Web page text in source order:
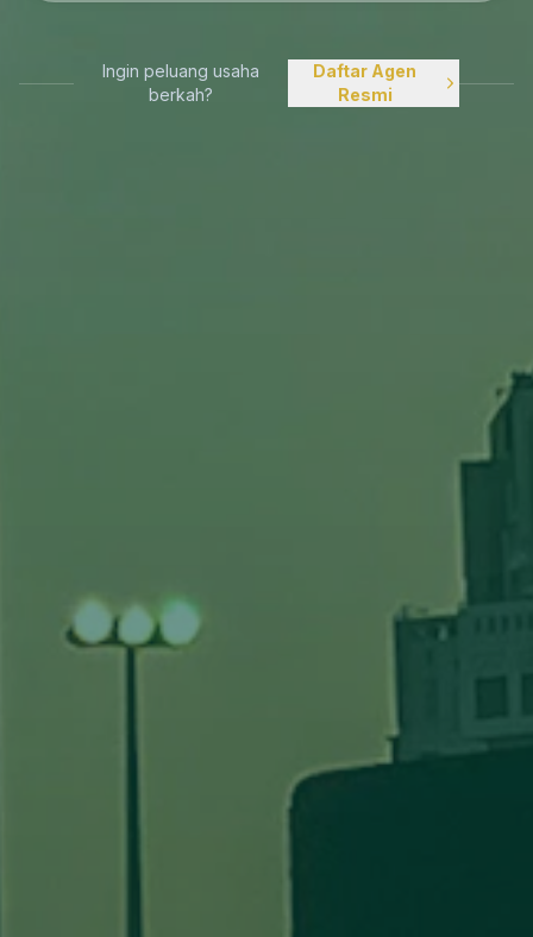
Ingin peluang usaha
berkah?
Daftar Agen
Resmi